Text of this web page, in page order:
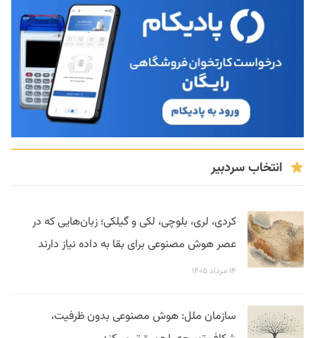
انتخاب سردبیر
کردی، لری، بلوچی، لکی و گیلکی؛ زبان‌هایی که در
عصر هوش مصنوعی برای بقا به داده نیاز دارند
۱۴ مرداد ۱۴۰۵
سازمان ملل: هوش مصنوعی بدون ظرفیت،